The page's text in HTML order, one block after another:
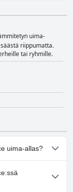
uima-
riippumatta.
tai ryhmille.
uima-allas?
on uima-
seuraavista